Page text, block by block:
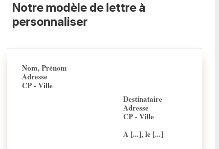
Notre modèle de lettre à
personnaliser
Nom, Prénom
Adresse
CP - Ville
Destinataire
Adresse
CP - Ville
A [...], le [...]